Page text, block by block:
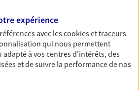
Entreprise
et en sérénité avec votre
entreprise. Un contrat
expérience
avec lescookies et traceurs
qui nous permettent
à vos centres d'intérêts, des
et de suivre la performance de nos